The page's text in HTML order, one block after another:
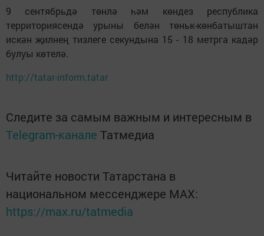
9 сентябрьдә төнлә һәм көндез республика
территориясендә урыны белән төньк-көнбатыштан
искән җилнең тизлеге секундына 15 - 18 метрга кадәр
булуы көтелә.
http://tatar-inform.tatar
Следите за самым важным и интересным в
Telegram-канале Татмедиа
Читайте новости Татарстана в
национальном мессенджере MАХ:
https://max.ru/tatmedia